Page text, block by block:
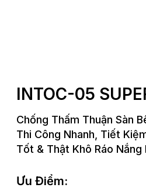
INTOC-05
Chống Thấm Thuận Sàn
Thi Công Nhanh, Tiết
Tốt & Thật Khô Ráo Nắng
Ưu Điểm: